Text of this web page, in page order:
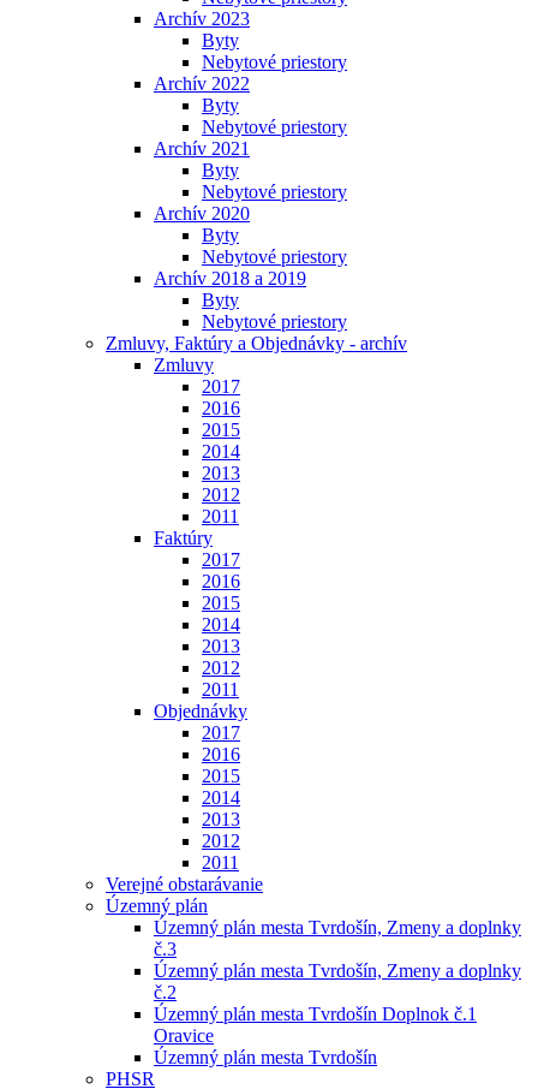
Archív 2023
Byty
Nebytové priestory
Archív 2022
Byty
Nebytové priestory
Archív 2021
Byty
Nebytové priestory
Archív 2020
Byty
Nebytové priestory
Archív 2018 a 2019
Byty
Nebytové priestory
Zmluvy, Faktúry a Objednávky - archív
Zmluvy
2017
2016
2015
2014
2013
2012
2011
Faktúry
2017
2016
2015
2014
2013
2012
2011
Objednávky
2017
2016
2015
2014
2013
2012
2011
Verejné obstarávanie
Územný plán
Územný plán mesta Tvrdošín, Zmeny a doplnky
č.3
Územný plán mesta Tvrdošín, Zmeny a doplnky
č.2
Územný plán mesta Tvrdošín Doplnok č.1
Oravice
Územný plán mesta Tvrdošín
PHSR